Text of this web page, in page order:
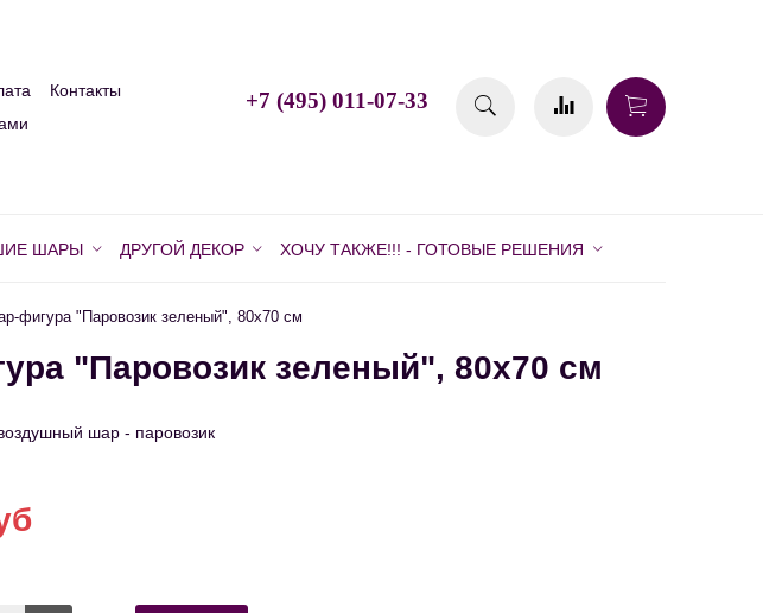
Контакты
+7 (495) 011-07-33
ШАРЫ ДРУГОЙ ДЕКОР ХОЧУ ТАКЖЕ!!! - ГОТОВЫЕ РЕШЕНИЯ
фигура "Паровозик зеленый", 80х70 см
"Паровозик зеленый", 80х70 см
шар - паровозик